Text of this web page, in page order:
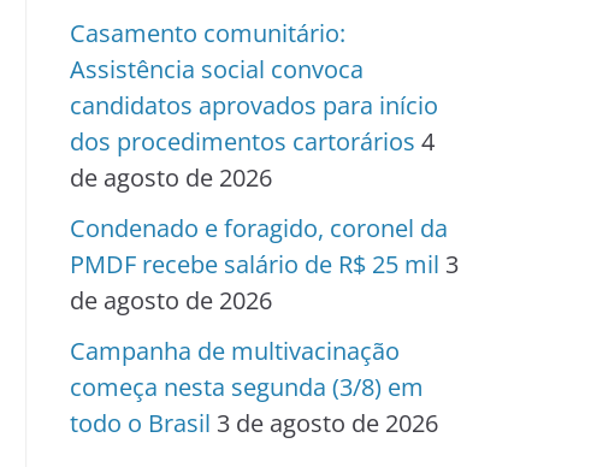
Casamento comunitário:
Assistência social convoca
candidatos aprovados para início
dos procedimentos cartorários 4
de agosto de 2026
Condenado e foragido, coronel da
PMDF recebe salário de R$ 25 mil 3
de agosto de 2026
Campanha de multivacinação
começa nesta segunda (3/8) em
todo o Brasil 3 de agosto de 2026